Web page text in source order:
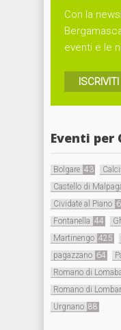
Con la
eventi e le
ISCRIVITI
Eventi per
Bolgare 43
Castello di
Cividate al Piano
Fontanella 44
Martinengo 425
pagazzano 64
Romano di
Romano di
Urgnano 88